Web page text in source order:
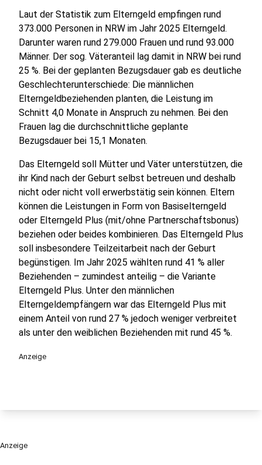
Laut der Statistik zum Elterngeld empfingen rund
373.000 Personen in NRW im Jahr 2025 Elterngeld.
Darunter waren rund 279.000 Frauen und rund 93.000
Männer. Der sog. Väteranteil lag damit in NRW bei rund
25 %. Bei der geplanten Bezugsdauer gab es deutliche
Geschlechterunterschiede: Die männlichen
Elterngeldbeziehenden planten, die Leistung im
Schnitt 4,0 Monate in Anspruch zu nehmen. Bei den
Frauen lag die durchschnittliche geplante
Bezugsdauer bei 15,1 Monaten.
Das Elterngeld soll Mütter und Väter unterstützen, die
ihr Kind nach der Geburt selbst betreuen und deshalb
nicht oder nicht voll erwerbstätig sein können. Eltern
können die Leistungen in Form von Basiselterngeld
oder Elterngeld Plus (mit/ohne Partnerschaftsbonus)
beziehen oder beides kombinieren. Das Elterngeld Plus
soll insbesondere Teilzeitarbeit nach der Geburt
begünstigen. Im Jahr 2025 wählten rund 41 % aller
Beziehenden – zumindest anteilig – die Variante
Elterngeld Plus. Unter den männlichen
Elterngeldempfängern war das Elterngeld Plus mit
einem Anteil von rund 27 % jedoch weniger verbreitet
als unter den weiblichen Beziehenden mit rund 45 %.
Anzeige
Anzeige